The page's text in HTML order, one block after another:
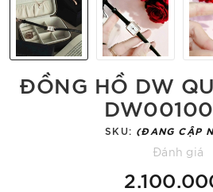
ĐỒNG HỒ DW
SKU: (ĐANG CẬP
Đánh giá